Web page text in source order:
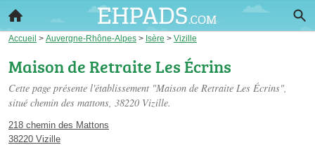
Accueil > Auvergne-Rhône-Alpes > Isère > Vizille
Maison de Retraite Les Écrins
Cette page présente l'établissement "Maison de Retraite Les Écrins",
situé chemin des mattons, 38220 Vizille.
218 chemin des Mattons
38220 Vizille